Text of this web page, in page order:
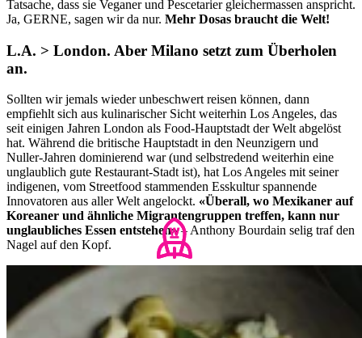
Tatsache, dass sie Veganer und Pescetarier gleichermassen anspricht.
Ja, GERNE, sagen wir da nur. Mehr Dosas braucht die Welt!
L.A. > London. Aber Milano setzt zum Überholen
an.
Sollten wir jemals wieder unbeschwert reisen können, dann
empfiehlt sich aus kulinarischer Sicht weiterhin Los Angeles, das
seit einigen Jahren London als Food-Hauptstadt der Welt abgelöst
hat. Während die britische Hauptstadt in den Neunzigern und
Nuller-Jahren dominierend war (und selbstredend weiterhin eine
unglaublich gute Restaurant-Stadt ist), hat Los Angeles mit seiner
indigenen, vom Streetfood stammenden Esskultur spannende
Innovatoren aus aller Welt angelockt. «Überall, wo Mexikaner auf
Koreaner und ähnliche Migrantengruppen treffen, kann nur
unglaubliches Essen entstehen»– Anthony Bourdain selig traf den
Nagel auf den Kopf.